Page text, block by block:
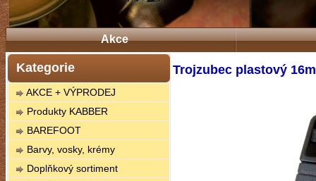
Akce
Kategorie
AKCE + VÝPRODEJ
Produkty KABBER
BAREFOOT
Barvy, vosky, krémy
Doplňkový sortiment
Trojzubec plastový